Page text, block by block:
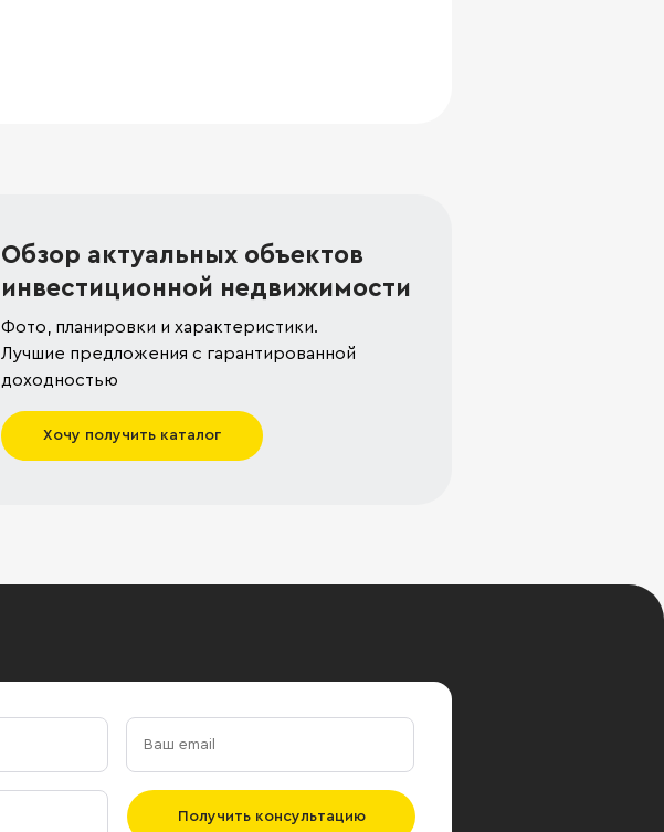
Обзор актуальных объектов
инвестиционной недвижимости
Фото, планировки и характеристики.
Лучшие предложения с гарантированной
доходностью
Хочу получить каталог
Получить консультацию